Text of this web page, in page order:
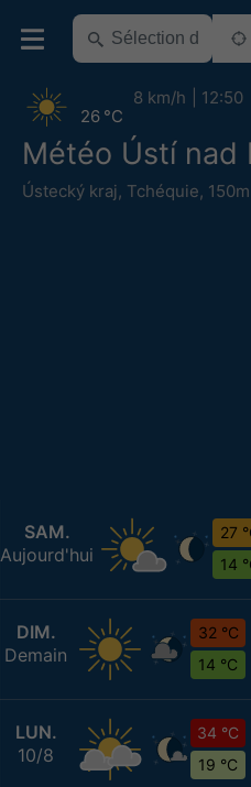
Météo Ústí nad
Ústecký kraj, Tchéquie,
26 °C
8 km/h 12:50
SAM.
Aujourd'hui
27
14
DIM.
Demain
32 °C
14 °C
LUN.
10/8
34 °C
19 °C